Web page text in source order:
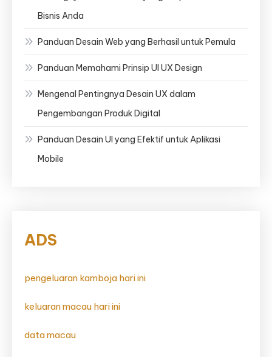
Bisnis Anda
Panduan Desain Web yang Berhasil untuk Pemula
Panduan Memahami Prinsip UI UX Design
Mengenal Pentingnya Desain UX dalam
Pengembangan Produk Digital
Panduan Desain UI yang Efektif untuk Aplikasi
Mobile
ADS
pengeluaran kamboja hari ini
keluaran macau hari ini
data macau